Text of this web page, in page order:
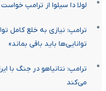
لولا دا سیلوا از ترامپ
ترامپ: نیازی به خلع کامل
توانایی‌ها باید باقی بماند»
ترامپ: نتانیاهو در جنگ با
می‌کند